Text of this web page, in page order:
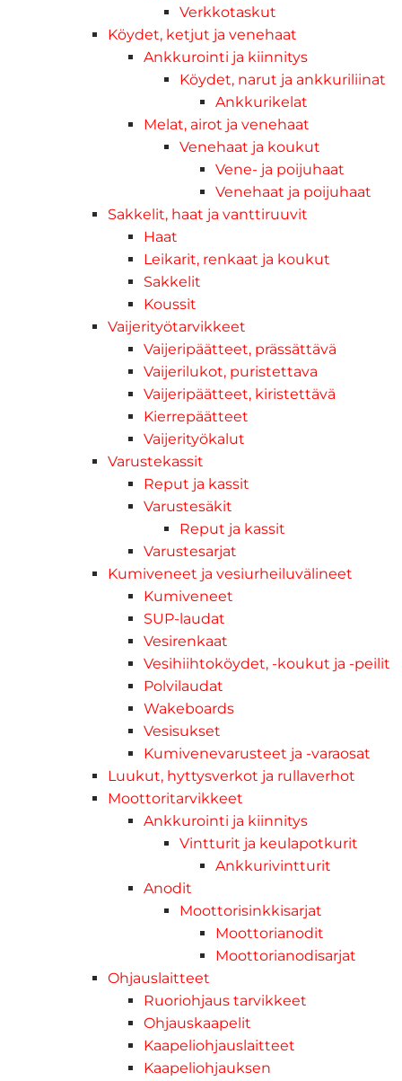
Verkkotaskut
Köydet, ketjut ja venehaat
Ankkurointi ja kiinnitys
Köydet, narut ja ankkuriliinat
Ankkurikelat
Melat, airot ja venehaat
Venehaat ja koukut
Vene- ja poijuhaat
Venehaat ja poijuhaat
Sakkelit, haat ja vanttiruuvit
Haat
Leikarit, renkaat ja koukut
Sakkelit
Koussit
Vaijerityötarvikkeet
Vaijeripäätteet, prässättävä
Vaijerilukot, puristettava
Vaijeripäätteet, kiristettävä
Kierrepäätteet
Vaijerityökalut
Varustekassit
Reput ja kassit
Varustesäkit
Reput ja kassit
Varustesarjat
Kumiveneet ja vesiurheiluvälineet
Kumiveneet
SUP-laudat
Vesirenkaat
Vesihiihtoköydet, -koukut ja -peilit
Polvilaudat
Wakeboards
Vesisukset
Kumivenevarusteet ja -varaosat
Luukut, hyttysverkot ja rullaverhot
Moottoritarvikkeet
Ankkurointi ja kiinnitys
Vintturit ja keulapotkurit
Ankkurivintturit
Anodit
Moottorisinkkisarjat
Moottorianodit
Moottorianodisarjat
Ohjauslaitteet
Ruoriohjaus tarvikkeet
Ohjauskaapelit
Kaapeliohjauslaitteet
Kaapeliohjauksen